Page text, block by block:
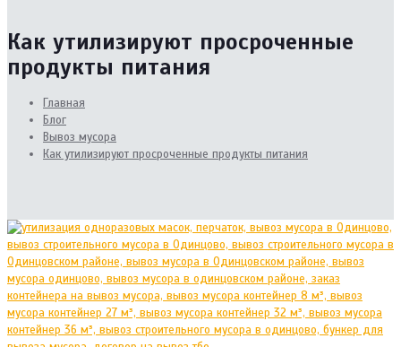
Как утилизируют просроченные
продукты питания
Главная
Блог
Вывоз мусора
Как утилизируют просроченные продукты питания